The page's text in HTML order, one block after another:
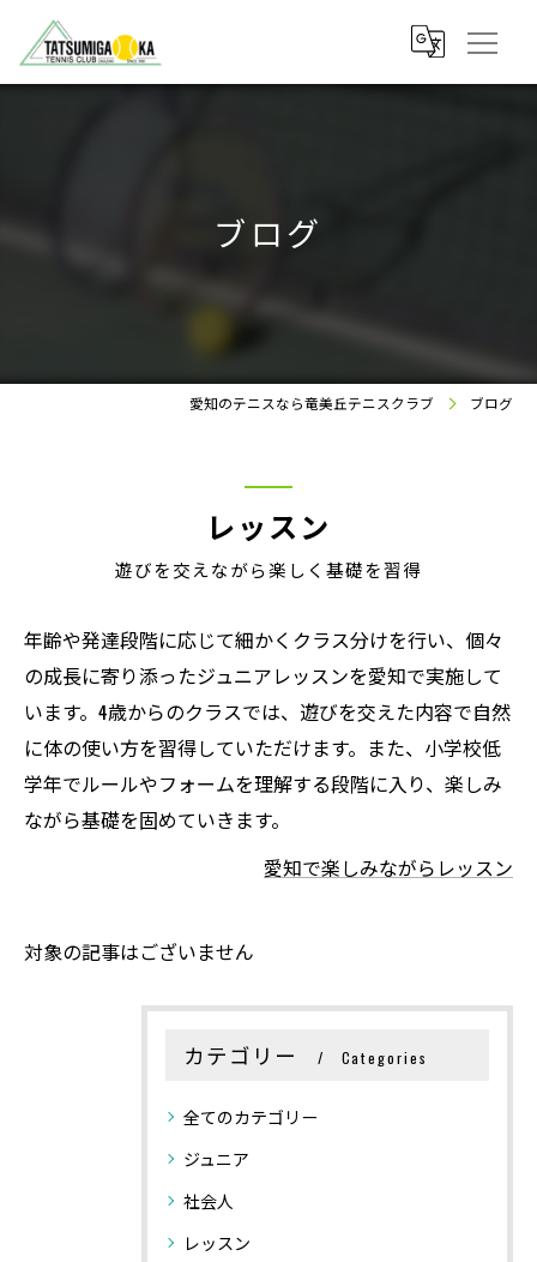
ブログ
愛知のテニスなら竜美丘テニスクラブ ブログ
レッスン
遊びを交えながら楽しく基礎を習得
年齢や発達段階に応じて細かくクラス分けを行い、個々
の成長に寄り添ったジュニアレッスンを愛知で実施して
います。4歳からのクラスでは、遊びを交えた内容で自然
に体の使い方を習得していただけます。また、小学校低
学年でルールやフォームを理解する段階に入り、楽しみ
ながら基礎を固めていきます。
愛知で楽しみながらレッスン
対象の記事はございません
カテゴリー Categories
全てのカテゴリー
ジュニア
社会人
レッスン